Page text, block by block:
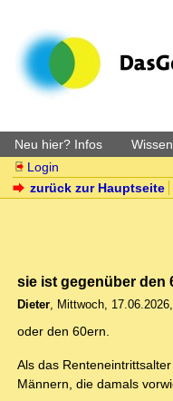
Neu hier? Infos Wissen
Login
zurück zur Hauptseite
sie ist gegenüber den
Dieter, Mittwoch,
oder den 60ern.
Als das
Männern, die damals